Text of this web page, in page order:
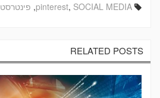
pinterest, SOCIAL MEDIA
, פינטרסט
RELATED POSTS